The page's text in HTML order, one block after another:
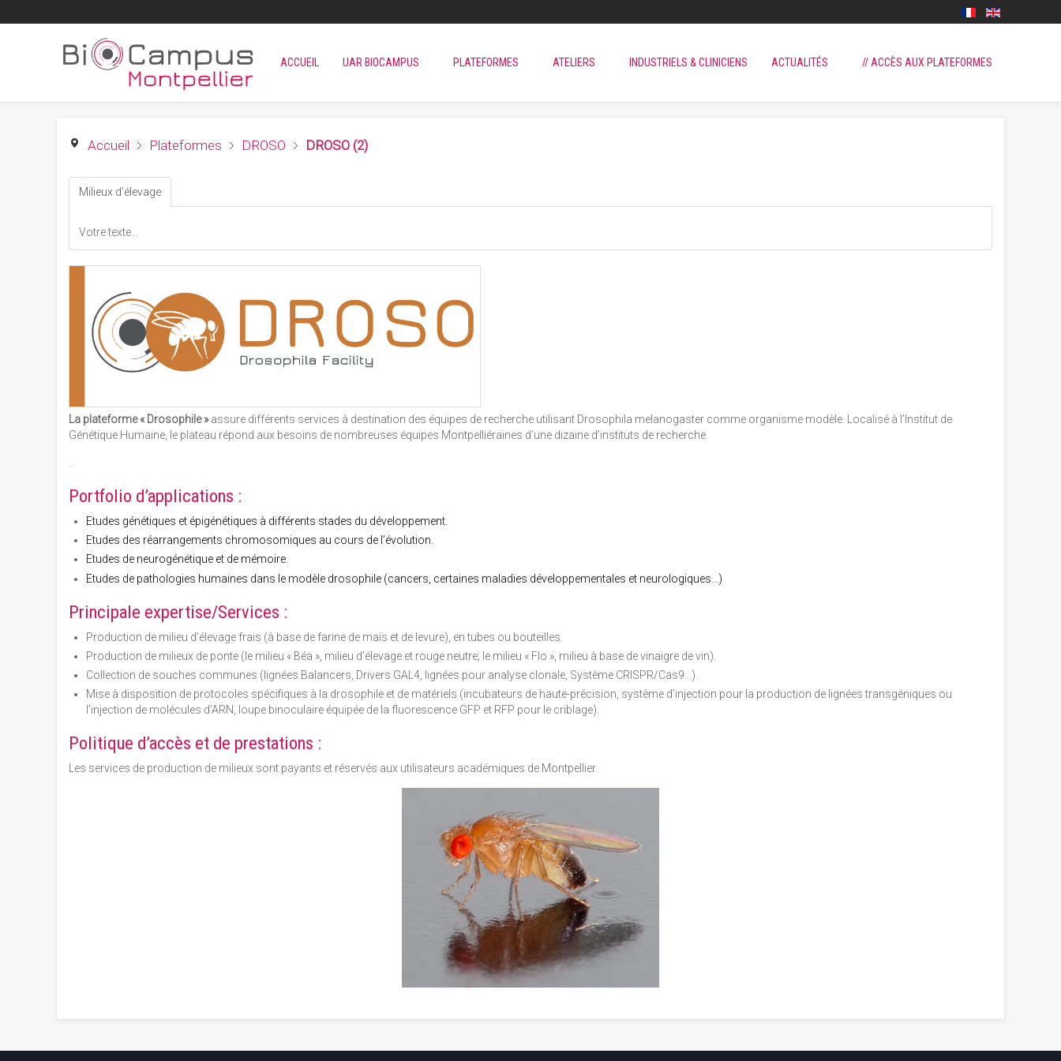
ACCUEIL UAR BIOCAMPUS PLATEFORMES ATELIERS INDUSTRIELS & CLINICIENS ACTUALITÉS // ACCÈS AUX PLATEFORMES
Accueil Plateformes DROSO DROSO (2)
Milieux d'élevage
Votre texte...
La plateforme « Drosophile »assure différents services à destination des équipes de recherche utilisant Drosophila melanogaster comme organisme modèle. Localisé à l’Institut de
Génétique Humaine, le plateau répond aux besoins de nombreuses équipes Montpelliéraines d’une dizaine d’instituts de recherche.
Portfolio d’applications :
Etudes génétiques et épigénétiques à différents stades du développement.
Etudes des réarrangements chromosomiques au cours de l’évolution.
Etudes de neurogénétique et de mémoire.
Etudes de pathologies humaines dans le modèle drosophile (cancers, certaines maladies développementales et neurologiques...)
Principale expertise/Services :
Production de milieu d’élevage frais (à base de farine de maïs et de levure), en tubes ou bouteilles.
Production de milieux de ponte (le milieu « Béa », milieu d’élevage et rouge neutre; le milieu « Flo », milieu à base de vinaigre de vin).
Collection de souches communes (lignées Balancers, Drivers GAL4, lignées pour analyse clonale, Système CRISPR/Cas9…).
Mise à disposition de protocoles spécifiques à la drosophile et de matériels (incubateurs de haute-précision, système d’injection pour la production de lignées transgéniques ou
l'injection de molécules d’ARN, loupe binoculaire équipée de la fluorescence GFP et RFP pour le criblage).
Politique d’accès et de prestations :
Les services de production de milieux sont payants et réservés aux utilisateurs académiques de Montpellier.